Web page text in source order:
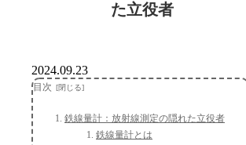
た立役者
2024.09.23
目次
鉄線量計：放射線測定の隠れた立役者
鉄線量計とは